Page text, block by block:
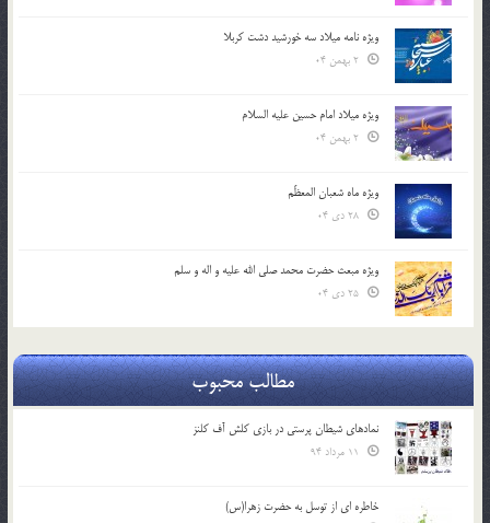
ویژه نامه میلاد سه خورشید دشت کربلا
ویژه میلاد امام حسین علیه السلام
ویژه ماه شعبان المعظّم
ویژه مبعث حضرت محمد صلی الله علیه و اله و سلم
مطالب محبوب
نمادهای شیطان پرستی در بازی کلش آف کلنز
خاطره ای از توسل به حضرت زهرا(س)